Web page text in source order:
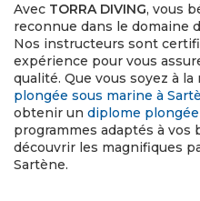
Avec TORRA DIVING, vous
reconnue dans le domaine
Nos instructeurs sont
expérience pour vous
qualité. Que vous soyez à
plongée sous marine à
obtenir un diplome
programmes adaptés à
découvrir les magnifiques
Sartène.